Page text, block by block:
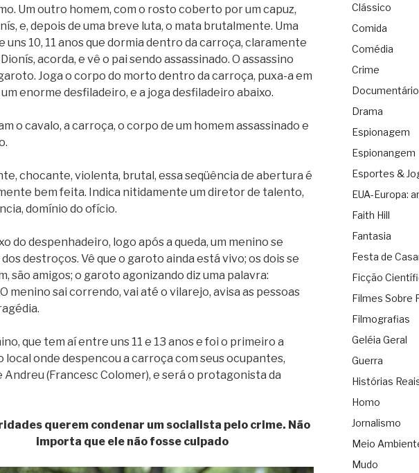
Um outro homem, com o rosto coberto por um capuz,
e, depois de uma breve luta, o mata brutalmente. Uma
uns 10, 11 anos que dormia dentro da carroça, claramente
acorda, e vê o pai sendo assassinado. O assassino
Joga o corpo do morto dentro da carroça, puxa-a em
enorme desfiladeiro, e a joga desfiladeiro abaixo.
o cavalo, a carroça, o corpo de um homem assassinado e
chocante, violenta, brutal, essa seqüência de abertura é
bem feita. Indica nitidamente um diretor de talento,
domínio do ofício.
do despenhadeiro, logo após a queda, um menino se
destroços. Vê que o garoto ainda está vivo; os dois se
são amigos; o garoto agonizando diz uma palavra:
menino sai correndo, vai até o vilarejo, avisa as pessoas
que tem aí entre uns 11 e 13 anos e foi o primeiro a
local onde despencou a carroça com seus ocupantes,
Andreu (Francesc Colomer), e será o protagonista da
querem condenar um socialista pelo crime. Não
importa que ele não fosse culpado
Clássico
Comida
Comédia
Crime
Documentário
Drama
Espionagem
Espionangem
Esportes &
EUA-Europa:
Faith Hill
Fantasia
Festa de
Ficção
Filmes Sobre
Filmografias
Geléia Geral
Guerra
Histórias
Homo
Jornalismo
Meio
Mudo